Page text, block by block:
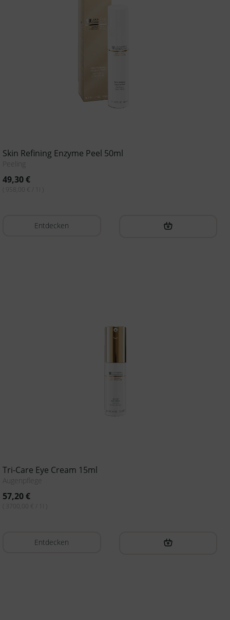
Skin Refining Enzyme Peel 50ml
Peeling
49,30€
( 958,00 € / 1l )
Entdecken
Tri-Care Eye Cream 15ml
Augenpflege
57,20€
( 3700,00 € / 1l )
Entdecken